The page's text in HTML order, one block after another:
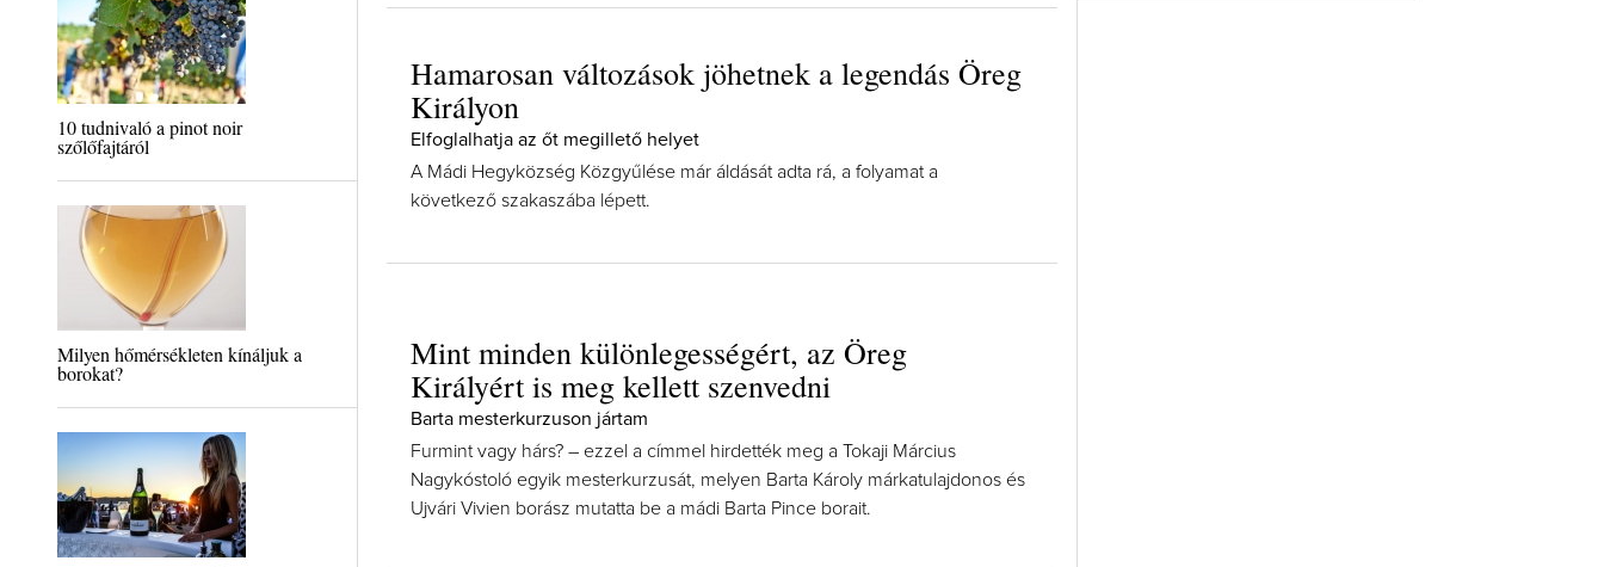
10 tudnivaló a pinot noir
szőlőfajtáról
Milyen hőmérsékleten kínáljuk a
borokat?
Hamarosan változások jöhetnek a legendás Öreg
Királyon
Elfoglalhatja az őt megillető helyet
A Mádi Hegyközség Közgyűlése már áldását adta rá, a folyamat a
következő szakaszába lépett.
Mint minden különlegességért, az Öreg
Királyért is meg kellett szenvedni
Barta mesterkurzuson jártam
Furmint vagy hárs? – ezzel a címmel hirdették meg a Tokaji Március
Nagykóstoló egyik mesterkurzusát, melyen Barta Károly márkatulajdonos és
Ujvári Vivien borász mutatta be a mádi Barta Pince borait.